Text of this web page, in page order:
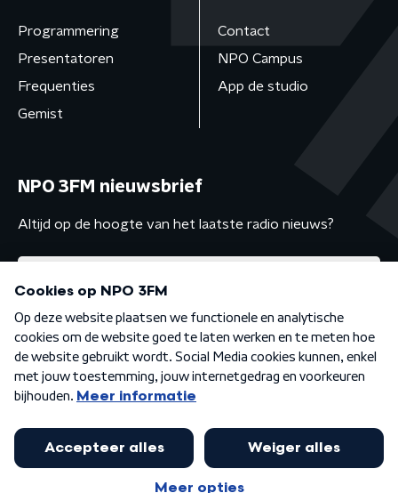
Programmering
Presentatoren
Frequenties
Gemist
Contact
NPO Campus
App de studio
NPO 3FM nieuwsbrief
Altijd op de hoogte van het laatste radio nieuws?
Algemene voorwaarden Privacybeleid